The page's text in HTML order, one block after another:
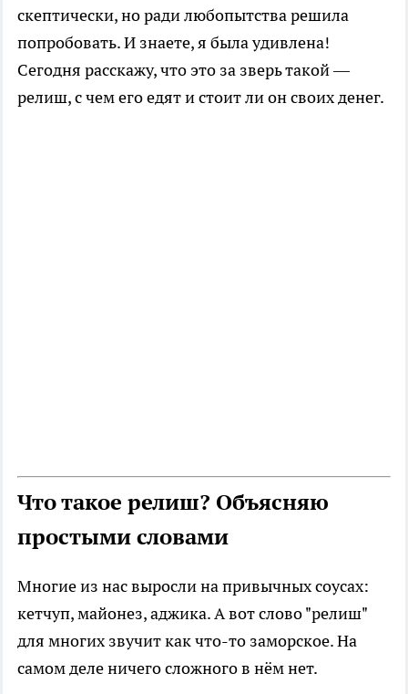
скептически, но ради любопытства решила
попробовать. И знаете, я была удивлена!
Сегодня расскажу, что это за зверь такой —
релиш, с чем его едят и стоит ли он своих денег.
Что такое релиш? Объясняю
простыми словами
Многие из нас выросли на привычных соусах:
кетчуп, майонез, аджика. А вот слово "релиш"
для многих звучит как что-то заморское. На
самом деле ничего сложного в нём нет.